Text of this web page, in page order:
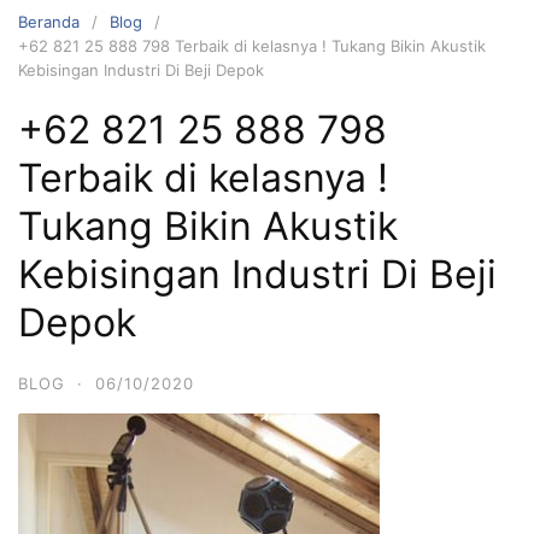
Beranda
Blog
+62 821 25 888 798 Terbaik di kelasnya ! Tukang Bikin Akustik
Kebisingan Industri Di Beji Depok
+62 821 25 888 798
Terbaik di kelasnya !
Tukang Bikin Akustik
Kebisingan Industri Di Beji
Depok
BLOG · 06/10/2020